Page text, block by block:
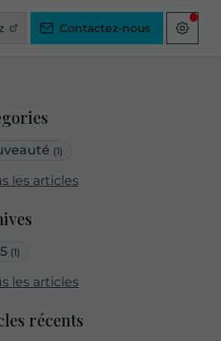
Contactez-nous
(1)
les articles
(1)
les articles
récents